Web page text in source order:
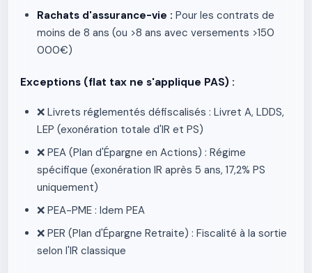
Rachats d'assurance-vie : Pour les contrats de
moins de 8 ans (ou >8 ans avec versements >150
000€)
Exceptions (flat tax ne s'applique PAS) :
❌ Livrets réglementés défiscalisés : Livret A, LDDS,
LEP (exonération totale d'IR et PS)
❌ PEA (Plan d'Épargne en Actions) : Régime
spécifique (exonération IR après 5 ans, 17,2% PS
uniquement)
❌ PEA-PME : Idem PEA
❌ PER (Plan d'Épargne Retraite) : Fiscalité à la sortie
selon l'IR classique